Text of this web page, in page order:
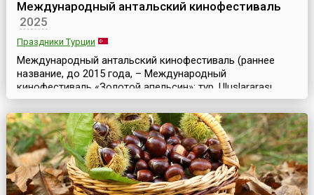
Международный антальский кинофестиваль
2025
Праздники Турции
Международный антальский кинофестиваль (раннее
название, до 2015 года, – Международный
кинофестиваль «Золотой апельсин»; тур. Uluslararası
Antalya Film Festivali) – старейший и известный
кинофестиваль в Азии и наиболее значимое событие в
сфере турецкого кинематографа. Он организован
Фондом культуры и искусства Антальи (AKSAV) при
поддержке мэра города. Фестиваль, прозванный в
Турции Оскаром на...